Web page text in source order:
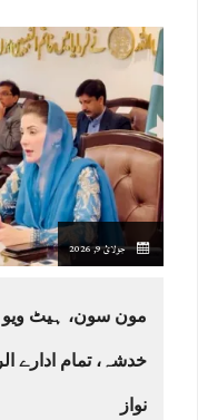
جولائ 9, 2026
مون سون، ہیٹ ویو
خدشہ، تمام ادارے
نواز